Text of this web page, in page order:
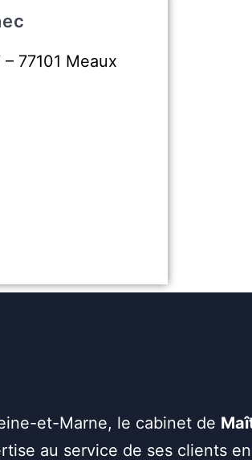
77101 Meaux
et-Marne, le cabinet de
au service de ses clients en